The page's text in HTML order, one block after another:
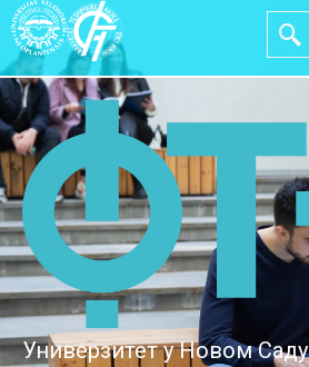
Универзитет у Новом Саду